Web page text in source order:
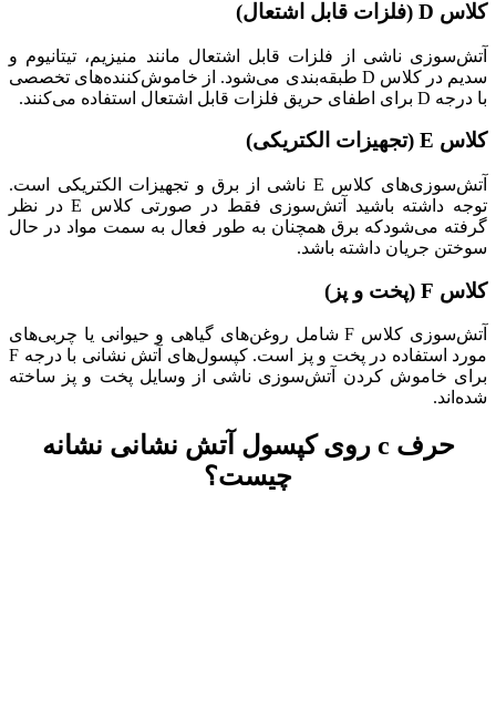
کلاس D (فلزات قابل اشتعال)
آتش‌سوزی ناشی از فلزات قابل اشتعال مانند منیزیم، تیتانیوم و
سدیم در کلاس D طبقه‌بندی می‌شود. از خاموش‌کننده‌های تخصصی
با درجه D برای اطفای حریق فلزات قابل اشتعال استفاده می‌کنند.
کلاس E (تجهیزات الکتریکی)
آتش‌سوزی‌های کلاس E ناشی از برق و تجهیزات الکتریکی است.
توجه داشته باشید آتش‌سوزی فقط در صورتی کلاس E در نظر
گرفته می‌شودکه برق همچنان به طور فعال به سمت مواد در حال
سوختن جریان داشته باشد.
کلاس F (پخت و پز)
آتش‌سوزی کلاس F شامل روغن‌های گیاهی و حیوانی یا چربی‌های
مورد استفاده در پخت و پز است. کپسول‌های آتش نشانی با درجه F
برای خاموش کردن آتش‌سوزی ناشی از وسایل پخت و پز ساخته
شده‌اند.
حرف c روی کپسول آتش نشانی نشانه
چیست؟